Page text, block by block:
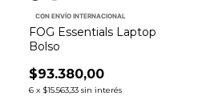
CON ENVÍO INTERNACIONAL
FOG Essentials Laptop
Bolso
$93.380,00
6 x $15.563,33 sin interés